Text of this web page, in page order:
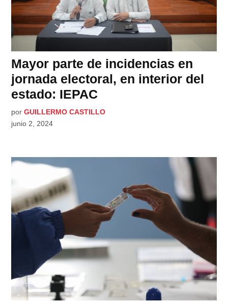
Mayor parte de incidencias en
jornada electoral, en interior del
estado: IEPAC
por GUILLERMO CASTILLO
junio 2, 2024